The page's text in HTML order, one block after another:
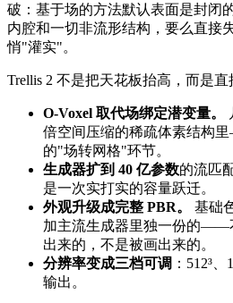
破：基于场的方法默认表面是封闭
内腔和一切非流形结构，要么直接
悄"灌实"。
Trellis 2 不是把天花板抬高，而是直
O-Voxel 取代场绑定潜变量。
倍空间压缩的稀疏体素结构
的"场转网格"环节。
生成器扩到 40 亿参数的流匹
是一次实打实的容量跃迁。
外观升级成完整 PBR。
基础
加主流生成器里独一份的——
出来的，不是被画出来的。
分辨率变成三档可调 ：512³
输出。